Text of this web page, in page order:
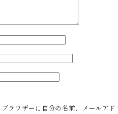
ラウザーに自分の名前、メールアド